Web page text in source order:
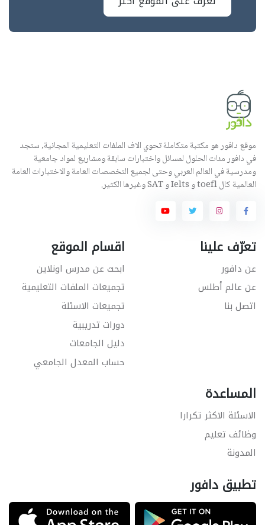
موقع دافور هو مكتبة متكاملة تحوي الاف الملفات التعليمية المجانية, ستجد
في دافور مئات الحلول لمسائل واختبارات سابقة ومشاريع لمواد جامعية
ومدرسية في العالم العربي وحتى لجميع التخصصات العامة والاختبارات العامة
العالمية كال toefl و Ielts و SAT وغيرها الكثير.
تعرّف علينا
عن دافور
عن عالم أطلس
اتصل بنا
اقسام الموقع
ابحث عن مدرس اونلاين
تجميعات الملفات التعليمية
تجميعات الاسئلة
دورات تدريبية
دليل الجامعات
حساب المعدل الجامعي
المساعدة
الاسئلة الاكثر تكرارا
وظائف تعليم
المدونة
تطبيق دافور